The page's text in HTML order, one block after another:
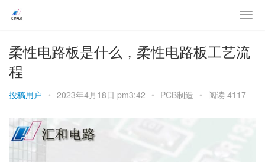
柔性电路板是什么，柔性电路板工艺流
程
投稿用户 • 2023年4月18日 pm3:42 • PCB制造 • 阅读 4117